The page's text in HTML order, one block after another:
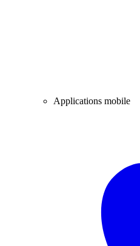
Applications mobile